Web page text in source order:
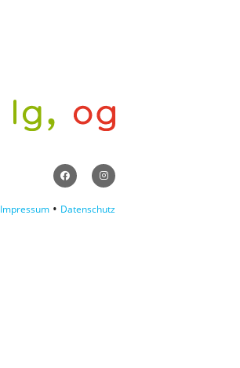
Impressum• Datenschutz